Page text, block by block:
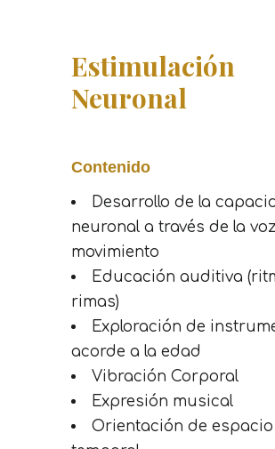
Estimulación
Neuronal
Contenido
Desarrollo de la
neuronal a través de la
movimiento
Educación auditiva
rimas)
Exploración de
acorde a la edad
Vibración Corporal
Expresión musical
Orientación de espacio